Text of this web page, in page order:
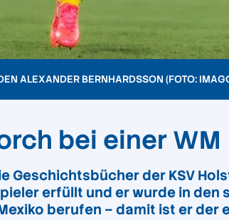
ALEXANDER BERNHARDSSON (FOTO:
bei einer WM
Geschichtsbücher der KSV
erfüllt und er wurde in
berufen – damit ist er der